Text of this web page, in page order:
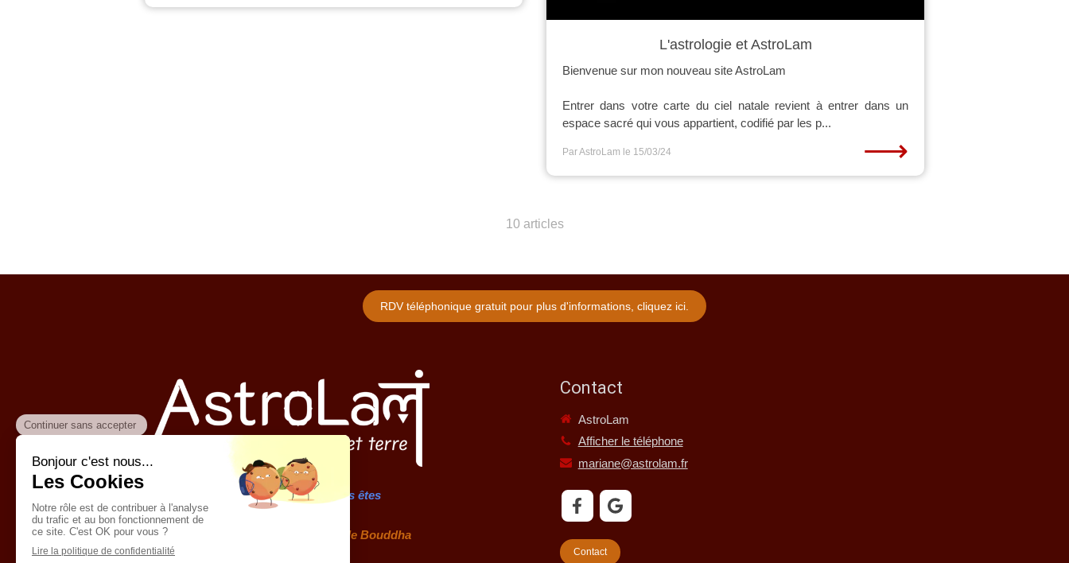
L'astrologie et AstroLam
Bienvenue sur mon nouveau site AstroLam
Entrer dans votre carte du ciel natale revient à entrer dans un
espace sacré qui vous appartient, codifié par les p...
Par AstroLam le 15/03/24 ⟶
10 articles
RDV téléphonique gratuit pour plus d'informations, cliquez ici.
« Vous êtes ce que vous pensez, vous êtes
devenus ce que vous pensiez ».
Gautama le Bouddha
Contact
AstroLam
Afficher le téléphone
mariane@astrolam.fr
Contact